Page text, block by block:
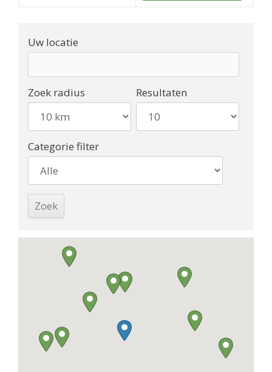
Uw locatie
Zoek radius Resultaten
Categorie filter